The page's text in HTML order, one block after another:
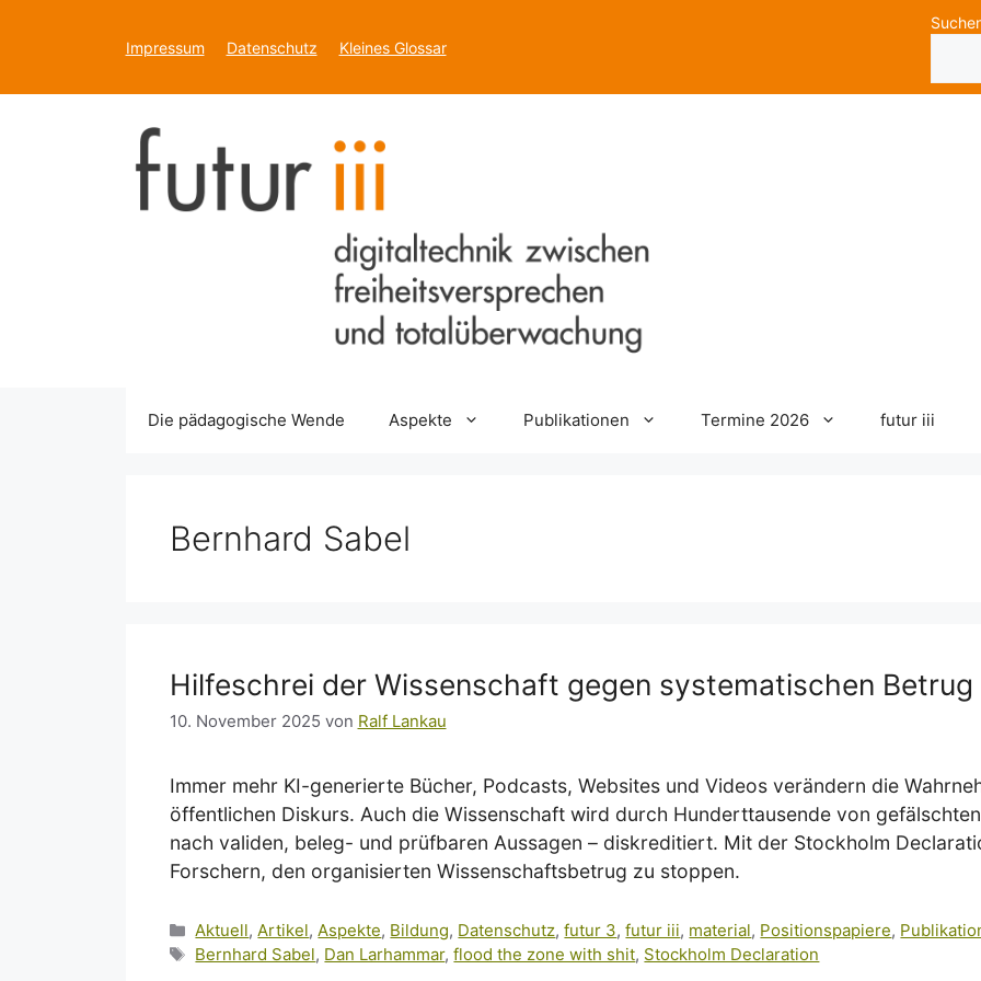
Impressum Datenschutz Kleines Glossar
Die pädagogische Wende Aspekte Publikationen Termine 2026 futur iii
Bernhard Sabel
Hilfeschrei der Wissenschaft gegen systematischen Betrug
10. November 2025 von Ralf Lankau
Immer mehr KI-generierte Bücher, Podcasts, Websites und Videos verändern die
öffentlichen Diskurs. Auch die Wissenschaft wird durch Hunderttausende von
nach validen, beleg- und prüfbaren Aussagen – diskreditiert. Mit der Stockholm
Forschern, den organisierten Wissenschaftsbetrug zu stoppen.
Kategorien
Aktuell,Artikel,Aspekte, Bildung, Datenschutz,futur 3,futur iii, material, Positionspapiere,
Schlagwörter
Bernhard Sabel, Dan Larhammar,flood the zone with shit, Stockholm Declaration